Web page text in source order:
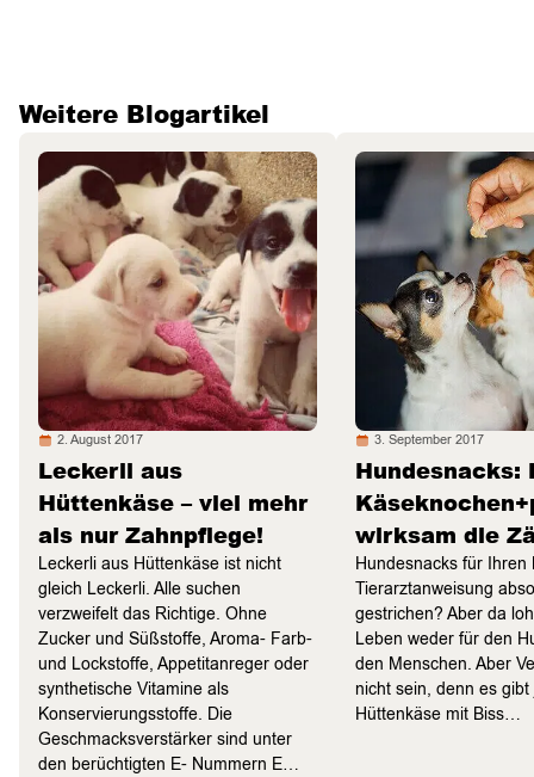
Weitere Blogartikel
2. August 2017
Leckerli aus
Hüttenkäse – viel mehr
als nur Zahnpflege!
Leckerli aus Hüttenkäse ist nicht
gleich Leckerli. Alle suchen
verzweifelt das Richtige. Ohne
Zucker und Süßstoffe, Aroma- Farb-
und Lockstoffe, Appetitanreger oder
synthetische Vitamine als
Konservierungsstoffe. Die
Geschmacksverstärker sind unter
den berüchtigten E- Nummern E…
3. September 2017
Hundesnacks:
wirksam die
Hundesnacks für Ihren
Tierarztanweisung
gestrichen? Aber da
Leben weder für den
den Menschen. Aber
nicht sein, denn es gibt
Hüttenkäse mit Biss…